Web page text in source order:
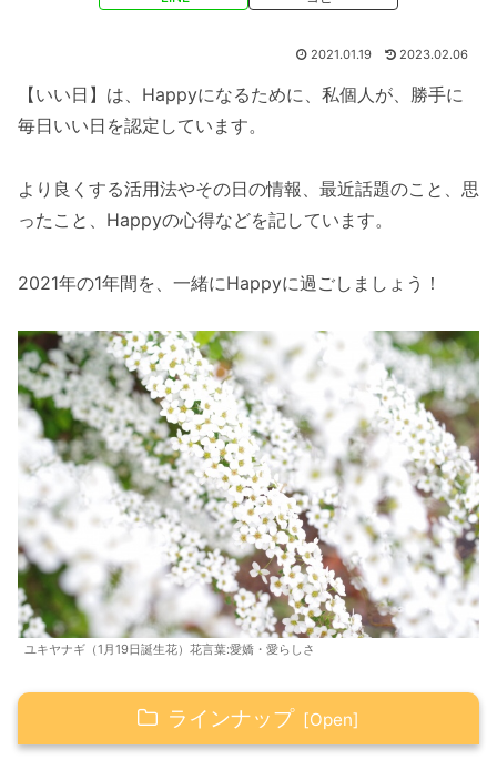
2021.01.19 2023.02.06
【いい日】は、Happyになるために、私個人が、勝手に
毎日いい日を認定しています。
より良くする活用法やその日の情報、最近話題のこと、思
ったこと、Happyの心得などを記しています。
2021年の1年間を、一緒にHappyに過ごしましょう！
ユキヤナギ（1月19日誕生花）花言葉:愛嬌・愛らしさ
ラインナップ